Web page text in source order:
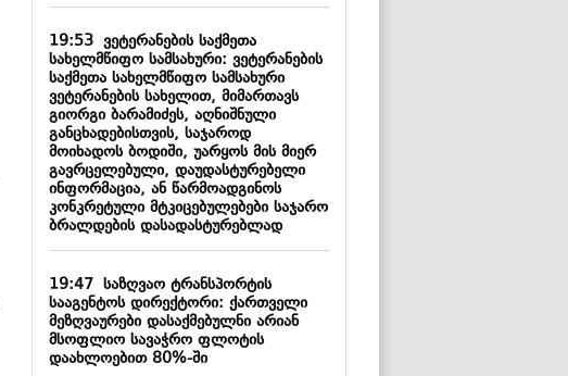
19:53ვეტერანების საქმეთა
სახელმწიფო სამსახური: ვეტერანების
საქმეთა სახელმწიფო სამსახური
ვეტერანების სახელით, მიმართავს
გიორგი ბარამიძეს, აღნიშნული
განცხადებისთვის, საჯაროდ
მოიხადოს ბოდიში, უარყოს მის მიერ
გავრცელებული, დაუდასტურებელი
ინფორმაცია, ან წარმოადგინოს
კონკრეტული მტკიცებულებები საჯარო
ბრალდების დასადასტურებლად
19:47საზღვაო ტრანსპორტის
სააგენტოს დირექტორი: ქართველი
მეზღვაურები დასაქმებულნი არიან
მსოფლიო სავაჭრო ფლოტის
დაახლოებით 80%-ში